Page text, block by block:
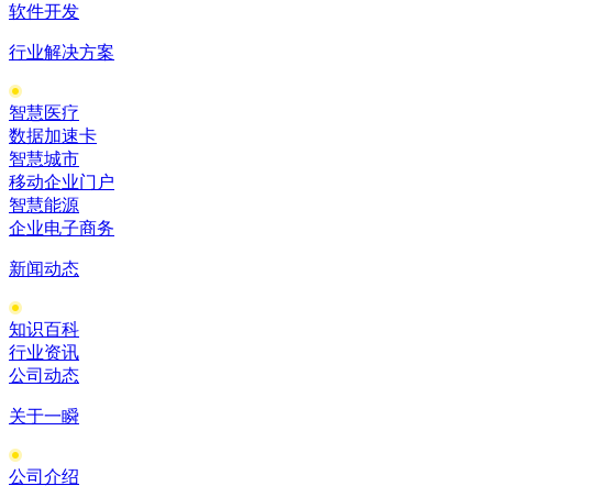
软件开发
行业解决方案
智慧医疗
数据加速卡
智慧城市
移动企业门户
智慧能源
企业电子商务
新闻动态
知识百科
行业资讯
公司动态
关于一瞬
公司介绍